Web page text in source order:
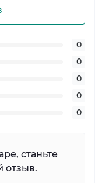
0
0
0
0
0
станьте
отзыв.